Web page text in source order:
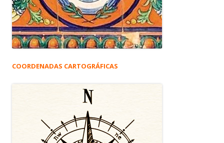
COORDENADAS CARTOGRÁFICAS